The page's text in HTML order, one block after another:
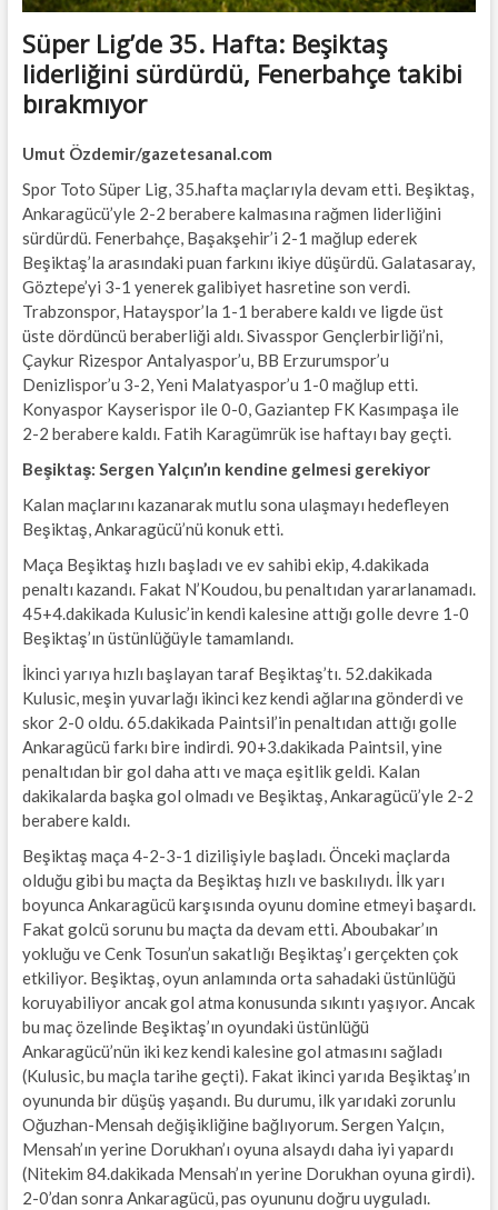
Süper Lig’de 35. Hafta: Beşiktaş
liderliğini sürdürdü, Fenerbahçe takibi
bırakmıyor
Umut Özdemir/gazetesanal.com
Spor Toto Süper Lig, 35.hafta maçlarıyla devam etti. Beşiktaş,
Ankaragücü’yle 2-2 berabere kalmasına rağmen liderliğini
sürdürdü. Fenerbahçe, Başakşehir’i 2-1 mağlup ederek
Beşiktaş’la arasındaki puan farkını ikiye düşürdü. Galatasaray,
Göztepe’yi 3-1 yenerek galibiyet hasretine son verdi.
Trabzonspor, Hatayspor’la 1-1 berabere kaldı ve ligde üst
üste dördüncü beraberliği aldı. Sivasspor Gençlerbirliği’ni,
Çaykur Rizespor Antalyaspor’u, BB Erzurumspor’u
Denizlispor’u 3-2, Yeni Malatyaspor’u 1-0 mağlup etti.
Konyaspor Kayserispor ile 0-0, Gaziantep FK Kasımpaşa ile
2-2 berabere kaldı. Fatih Karagümrük ise haftayı bay geçti.
Beşiktaş: Sergen Yalçın’ın kendine gelmesi gerekiyor
Kalan maçlarını kazanarak mutlu sona ulaşmayı hedefleyen
Beşiktaş, Ankaragücü’nü konuk etti.
Maça Beşiktaş hızlı başladı ve ev sahibi ekip, 4.dakikada
penaltı kazandı. Fakat N’Koudou, bu penaltıdan yararlanamadı.
45+4.dakikada Kulusic’in kendi kalesine attığı golle devre 1-0
Beşiktaş’ın üstünlüğüyle tamamlandı.
İkinci yarıya hızlı başlayan taraf Beşiktaş’tı. 52.dakikada
Kulusic, meşin yuvarlağı ikinci kez kendi ağlarına gönderdi ve
skor 2-0 oldu. 65.dakikada Paintsil’in penaltıdan attığı golle
Ankaragücü farkı bire indirdi. 90+3.dakikada Paintsil, yine
penaltıdan bir gol daha attı ve maça eşitlik geldi. Kalan
dakikalarda başka gol olmadı ve Beşiktaş, Ankaragücü’yle 2-2
berabere kaldı.
Beşiktaş maça 4-2-3-1 dizilişiyle başladı. Önceki maçlarda
olduğu gibi bu maçta da Beşiktaş hızlı ve baskılıydı. İlk yarı
boyunca Ankaragücü karşısında oyunu domine etmeyi başardı.
Fakat golcü sorunu bu maçta da devam etti. Aboubakar’ın
yokluğu ve Cenk Tosun’un sakatlığı Beşiktaş’ı gerçekten çok
etkiliyor. Beşiktaş, oyun anlamında orta sahadaki üstünlüğü
koruyabiliyor ancak gol atma konusunda sıkıntı yaşıyor. Ancak
bu maç özelinde Beşiktaş’ın oyundaki üstünlüğü
Ankaragücü’nün iki kez kendi kalesine gol atmasını sağladı
(Kulusic, bu maçla tarihe geçti). Fakat ikinci yarıda Beşiktaş’ın
oyununda bir düşüş yaşandı. Bu durumu, ilk yarıdaki zorunlu
Oğuzhan-Mensah değişikliğine bağlıyorum. Sergen Yalçın,
Mensah’ın yerine Dorukhan’ı oyuna alsaydı daha iyi yapardı
(Nitekim 84.dakikada Mensah’ın yerine Dorukhan oyuna girdi).
2-0’dan sonra Ankaragücü, pas oyununu doğru uyguladı.